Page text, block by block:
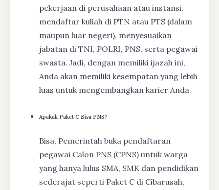
pekerjaan di perusahaan atau instansi,
mendaftar kuliah di PTN atau PTS (dalam
maupun luar negeri), menyesuaikan
jabatan di TNI, POLRI, PNS, serta pegawai
swasta. Jadi, dengan memiliki ijazah ini,
Anda akan memiliki kesempatan yang lebih
luas untuk mengembangkan karier Anda.
Apakah Paket C Bisa PNS?
Bisa, Pemerintah buka pendaftaran
pegawai Calon PNS (CPNS) untuk warga
yang hanya lulus SMA, SMK dan pendidikan
sederajat seperti Paket C di Cibarusah,